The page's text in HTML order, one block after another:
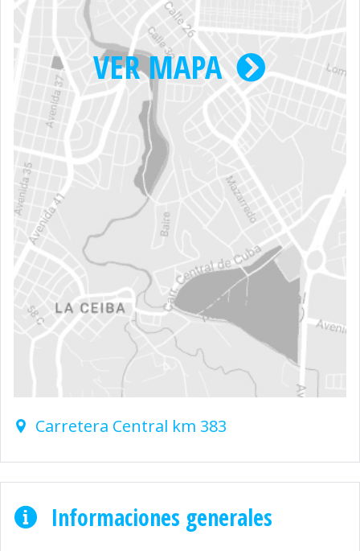
VER MAPA
Carretera Central km 383
Informaciones generales